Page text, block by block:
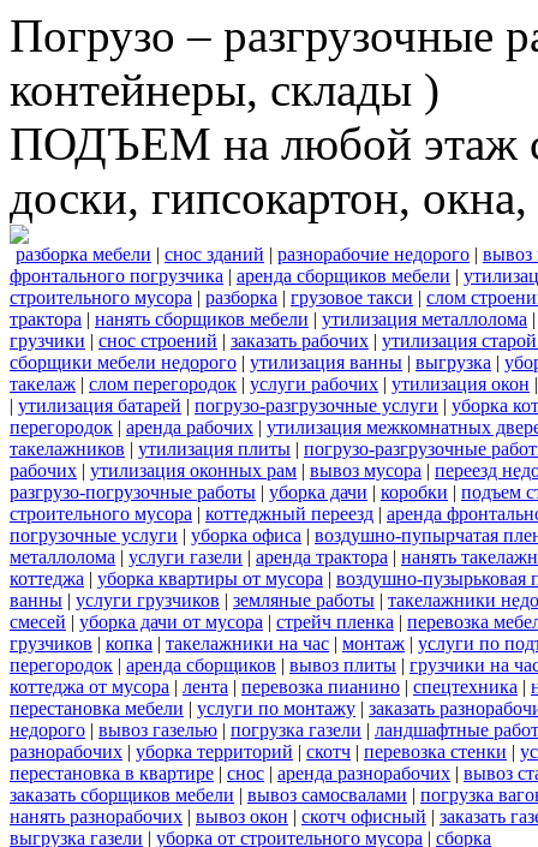
Погрузо – разгрузочные
контейнеры, склады )
ПОДЪЕМ на любой этаж
доски, гипсокартон,
разборка мебели | снос зданий | разнорабочие недорого | вывоз
фронтального погрузчика | аренда сборщиков мебели |
строительного мусора | разборка | грузовое такси | слом
трактора | нанять сборщиков мебели | утилизация металлолома
грузчики | снос строений | заказать рабочих | утилизация
сборщики мебели недорого | утилизация ванны | выгрузка |
такелаж | слом перегородок | услуги рабочих | утилизация окон
| утилизация батарей | погрузо-разгрузочные услуги | уборка
перегородок | аренда рабочих | утилизация межкомнатных
такелажников | утилизация плиты | погрузо-разгрузочные
рабочих | утилизация оконных рам | вывоз мусора | переезд
разгрузо-погрузочные работы | уборка дачи | коробки | подъем
строительного мусора | коттеджный переезд | аренда
погрузочные услуги | уборка офиса | воздушно-пупырчатая
металлолома | услуги газели | аренда трактора | нанять
коттеджа | уборка квартиры от мусора | воздушно-пузырьковая
ванны | услуги грузчиков | земляные работы | такелажники
смесей | уборка дачи от мусора | стрейч пленка | перевозка
грузчиков | копка | такелажники на час | монтаж | услуги по
перегородок | аренда сборщиков | вывоз плиты | грузчики на
коттеджа от мусора | лента | перевозка пианино | спецтехника |
перестановка мебели | услуги по монтажу | заказать
недорого | вывоз газелью | погрузка газели | ландшафтные
разнорабочих | уборка территорий | скотч | перевозка стенки |
перестановка в квартире | снос | аренда разнорабочих | вывоз
заказать сборщиков мебели | вывоз самосвалами | погрузка
нанять разнорабочих | вывоз окон | скотч офисный | заказать
выгрузка газели | уборка от строительного мусора | сборка